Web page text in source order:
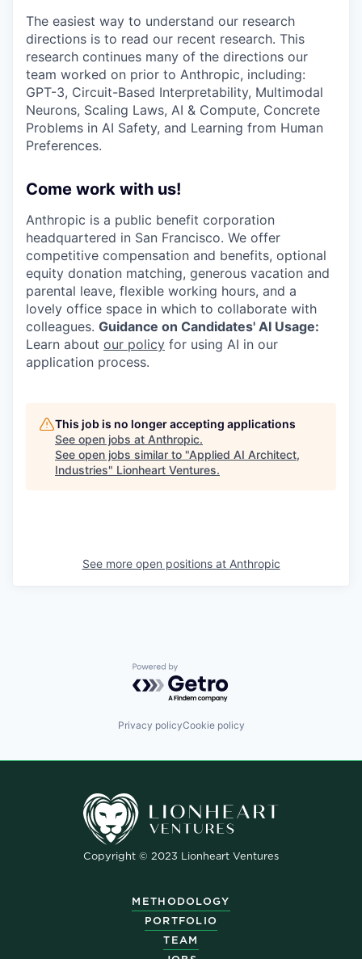
The easiest way to understand our research
directions is to read our recent research. This
research continues many of the directions our
team worked on prior to Anthropic, including:
GPT-3, Circuit-Based Interpretability, Multimodal
Neurons, Scaling Laws, AI & Compute, Concrete
Problems in AI Safety, and Learning from Human
Preferences.
Come work with us!
Anthropic is a public benefit corporation
headquartered in San Francisco. We offer
competitive compensation and benefits, optional
equity donation matching, generous vacation and
parental leave, flexible working hours, and a
lovely office space in which to collaborate with
colleagues. Guidance on Candidates' AI Usage:
Learn about our policy for using AI in our
application process.
This job is no longer accepting applications
See open jobs at Anthropic.
See open jobs similar to "Applied AI Architect,
Industries" Lionheart Ventures.
See more open positions at Anthropic
Powered by Getro.com
Privacy policyCookie policy
Copyright © 2023 Lionheart Ventures
METHODOLOGY
PORTFOLIO
TEAM